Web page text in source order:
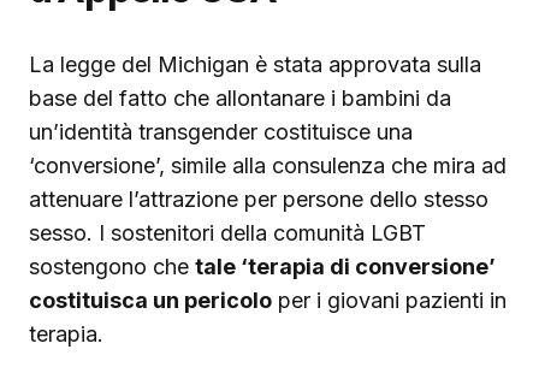
La legge del Michigan è stata approvata sulla
base del fatto che allontanare i bambini da
un’identità transgender costituisce una
‘conversione’, simile alla consulenza che mira ad
attenuare l’attrazione per persone dello stesso
sesso. I sostenitori della comunità LGBT
sostengono che tale ‘terapia di conversione’
costituisca un pericolo per i giovani pazienti in
terapia.